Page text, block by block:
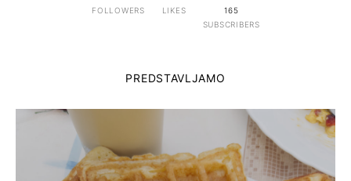
FOLLOWERS
LIKES
165
SUBSCRIBERS
PREDSTAVLJAMO